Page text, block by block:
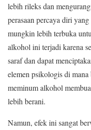
lebih rileks dan
perasaan percaya diri
mungkin lebih terbuka
alkohol ini terjadi karena
saraf dan dapat
elemen psikologis di
meminum alkohol
lebih berani.
Namun, efek ini sangat